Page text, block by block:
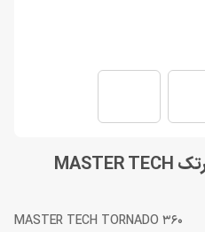
خنک کننده پردازنده مسترتک MASTER TECH
MASTER TECH TORNADO 360